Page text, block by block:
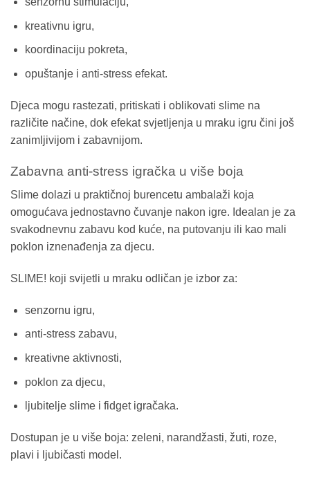
kreativnu igru,
koordinaciju pokreta,
opuštanje i anti-stress efekat.
Djeca mogu rastezati, pritiskati i oblikovati slime na
različite načine, dok efekat svjetljenja u mraku igru čini još
zanimljivijom i zabavnijom.
Zabavna anti-stress igračka u više boja
Slime dolazi u praktičnoj burencetu ambalaži koja
omogućava jednostavno čuvanje nakon igre. Idealan je za
svakodnevnu zabavu kod kuće, na putovanju ili kao mali
poklon iznenađenja za djecu.
SLIME! koji svijetli u mraku odličan je izbor za:
senzornu igru,
anti-stress zabavu,
kreativne aktivnosti,
poklon za djecu,
ljubitelje slime i fidget igračaka.
Dostupan je u više boja: zeleni, narandžasti, žuti, roze,
plavi i ljubičasti model.